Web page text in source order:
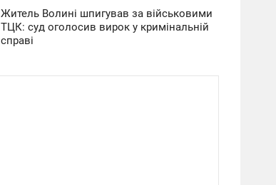
Житель Волині шпигував за військовими
ТЦК: суд оголосив вирок у кримінальній
справі